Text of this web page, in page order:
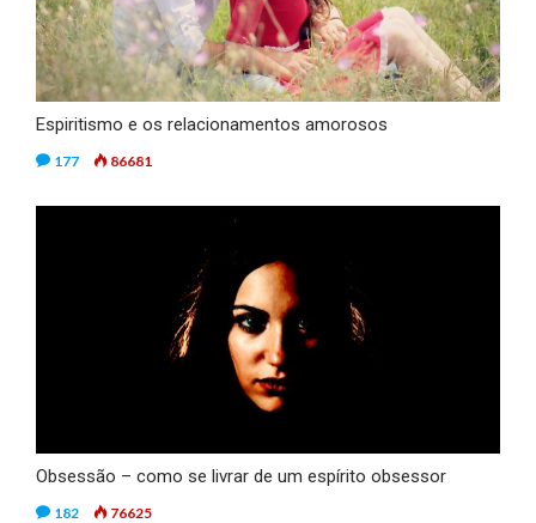
Espiritismo e os relacionamentos amorosos
177 86681
Obsessão – como se livrar de um espírito obsessor
182 76625